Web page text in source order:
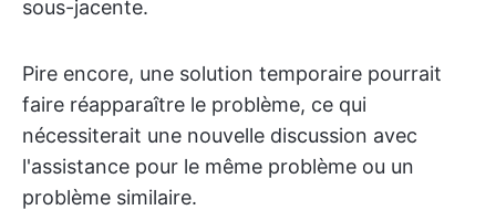
sous-jacente.
Pire encore, une solution temporaire pourrait
faire réapparaître le problème, ce qui
nécessiterait une nouvelle discussion avec
l'assistance pour le même problème ou un
problème similaire.